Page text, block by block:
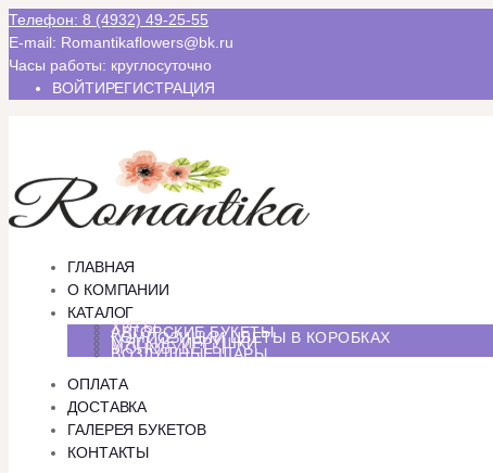
Телефон: 8 (4932) 49-25-55
E-mail: Romantikaflowers@bk.ru
Часы работы: круглосуточно
ВОЙТИРЕГИСТРАЦИЯ
ГЛАВНАЯ
О КОМПАНИИ
КАТАЛОГ
ХИТЫ
АВТОРСКИЕ БУКЕТЫ
КОМПОЗИЦИИ ЦВЕТЫ В КОРОБКАХ
МЯГКИЕ ИГРУШКИ
МОНОБУКЕТЫ
ВОЗДУШНЫЕ ШАРЫ
ОПЛАТА
ДОСТАВКА
ГАЛЕРЕЯ БУКЕТОВ
КОНТАКТЫ